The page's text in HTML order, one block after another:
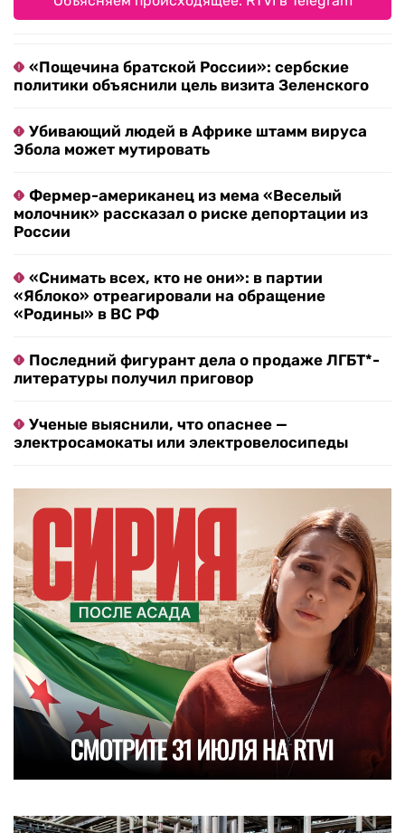
«Пощечина братской России»: сербские
политики объяснили цель визита Зеленского
Убивающий людей в Африке штамм вируса
Эбола может мутировать
Фермер-американец из мема «Веселый
молочник» рассказал о риске депортации из
России
«Снимать всех, кто не они»: в партии
«Яблоко» отреагировали на обращение
«Родины» в ВС РФ
Последний фигурант дела о продаже ЛГБТ*-
литературы получил приговор
Ученые выяснили, что опаснее —
электросамокаты или электровелосипеды